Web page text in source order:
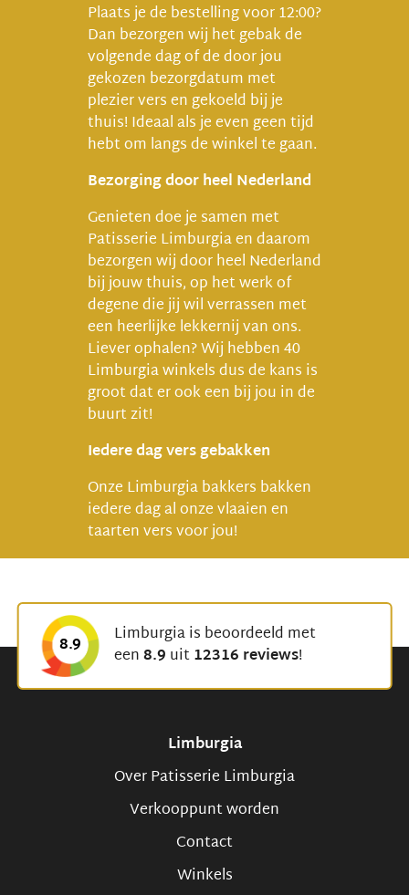
Plaats je de bestelling voor 12:00?
Dan bezorgen wij het gebak de
volgende dag of de door jou
gekozen bezorgdatum met
plezier vers en gekoeld bij je
thuis! Ideaal als je even geen tijd
hebt om langs de winkel te gaan.
Bezorging door heel Nederland
Genieten doe je samen met
Patisserie Limburgia en daarom
bezorgen wij door heel Nederland
bij jouw thuis, op het werk of
degene die jij wil verrassen met
een heerlijke lekkernij van ons.
Liever ophalen? Wij hebben 40
Limburgia winkels dus de kans is
groot dat er ook een bij jou in de
buurt zit!
Iedere dag vers gebakken
Onze Limburgia bakkers bakken
iedere dag al onze vlaaien en
taarten vers voor jou!
8.9
Limburgia is beoordeeld met
een8.9 uit12316 reviews!
Limburgia
Over Patisserie Limburgia
Verkooppunt worden
Contact
Winkels